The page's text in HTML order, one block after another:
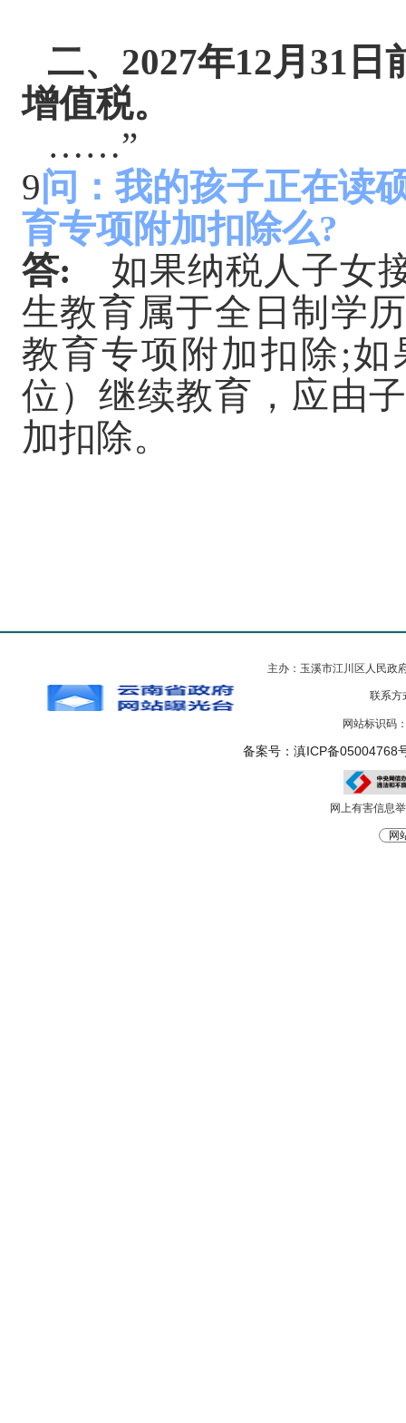
二、 2027年12月31
增值税。
……”
9问：我的孩子正在读
育专项附加扣除么?
答:
如果纳税人子女
生教育属于全日制学
教育专项附加扣除;
位）继续教育，应由
加扣除。
主办：玉溪市江川区人民
联系方
网站标识码
备案号：滇ICP备05004768
网上有害信息
网